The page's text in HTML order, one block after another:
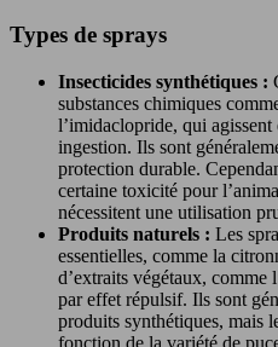
Types de sprays
Insecticides synthétiques :
substances chimiques
l’imidaclopride, qui agissent
ingestion. Ils sont
protection durable.
certaine toxicité pour
nécessitent une utilisation
Produits naturels : Les
essentielles, comme la
d’extraits végétaux, comme
par effet répulsif. Ils sont
produits synthétiques, mais